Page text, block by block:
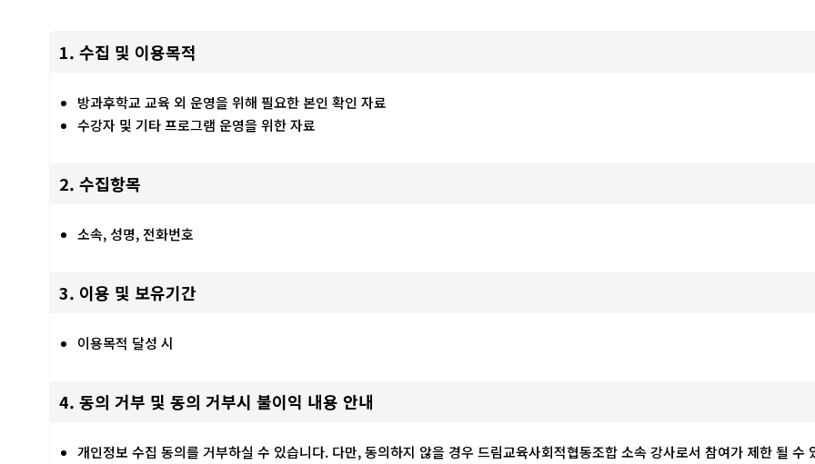
1. 수집 및 이용목적
방과후학교 교육 외 운영을 위해 필요한 본인 확인 자료
수강자 및 기타 프로그램 운영을 위한 자료
2. 수집항목
소속, 성명, 전화번호
3. 이용 및 보유기간
이용목적 달성 시
4. 동의 거부 및 동의 거부시 불이익 내용 안내
개인정보 수집 동의를 거부하실 수 있습니다. 다만, 동의하지 않을 경우 드림교육사회적협동조합 소속 강사로서 참여가 제한 될 수